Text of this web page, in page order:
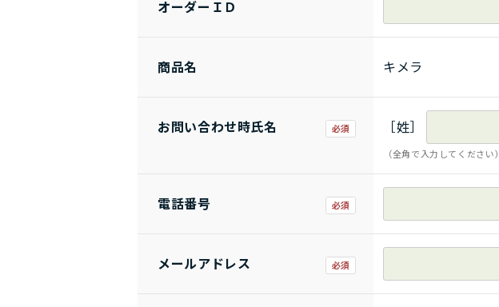
オーダーＩＤ
商品名 キメラ
お問い合わせ時氏名 ［姓］
（全角で入力してください）
電話番号
メールアドレス